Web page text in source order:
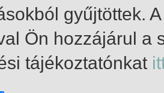
gyűjtöttek.
Ön hozzájárul a
tájékoztatónkat